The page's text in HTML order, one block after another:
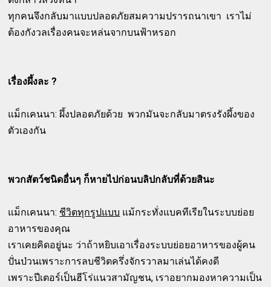
ทุกคนจึงกลับมาแบบปลอดภัยสมความปรารถนาเขา เราไม่
ต้องกังวลเรื่องคนจะหล่นจากบนฟ้าหรอก
เรื่องผึ้งละ ?
แม็กเคนนา: ผึ้งปลอดภัยด้วย พวกมันจะกลับมาตรงรังผึ้งของ
ตัวเองกัน
พวกสัตว์ชนิดอื่นๆ ก็หายไปก่อนบลิปกลับที่ด้วยสินะ
แม็กเคนนา: ชีวิตทุกรูปแบบ แม้กระทั่งแบคทีเรียในระบบย่อย
อาหารของคุณ
เราเคยคิดอยู่นะ ว่าถ้าหยิบเอาเรื่องระบบย่อยอาหารของผู้คน
ปั่นป่วนเพราะการลบชีวิตครึ่งจักรวาลมาเล่นได้คงดี
เพราะปีเตอร์เป็นฮีโร่แนวสามัญชน, เราอยากมองหาความเป็น